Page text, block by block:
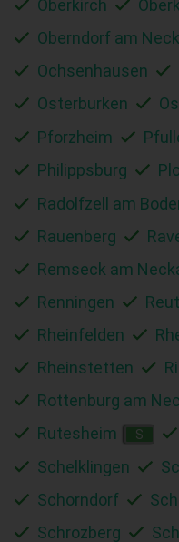
Oberkirch
Oberndorf am
Ochsenhausen
Osterburken
Pforzheim
Philippsburg
Radolfzell am
Rauenberg
Remseck am
Renningen
Rheinfelden
Rheinstetten
Rottenburg am
Rutesheim
S
Schelklingen
Schorndorf
Schrozberg